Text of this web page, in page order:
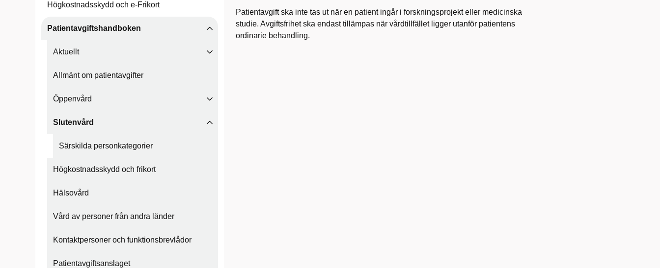
Högkostnadsskydd och e-Frikort
Patientavgiftshandboken
Aktuellt
Allmänt om patientavgifter
Öppenvård
Slutenvård
Särskilda personkategorier
Högkostnadsskydd och frikort
Hälsovård
Vård av personer från andra länder
Kontaktpersoner och funktionsbrevlådor
Patientavgiftsanslaget
Patientavgift ska inte tas ut när en patient ingår i forskningsprojekt eller medicinska
studie. Avgiftsfrihet ska endast tillämpas när vårdtillfället ligger utanför patientens
ordinarie behandling.